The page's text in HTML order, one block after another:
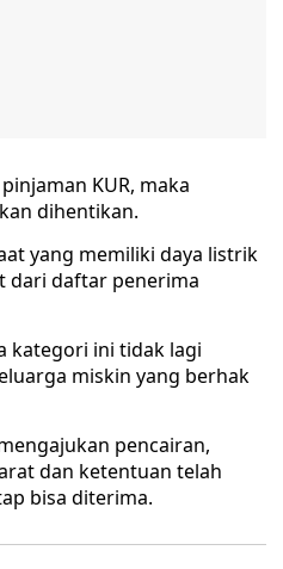
KUR, maka
dihentikan.
yang memiliki daya listrik
dari daftar penerima
kategori ini tidak lagi
miskin yang berhak
pencairan,
dan ketentuan telah
bisa diterima.